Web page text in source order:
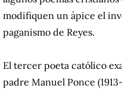
modifiquen un ápice el
paganismo de Reyes.
El tercer poeta católico
padre Manuel Ponce